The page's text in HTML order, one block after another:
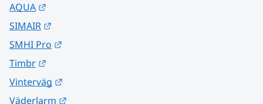
AQUA
SIMAIR
SMHI Pro
Timbr
Vinterväg
Väderlarm